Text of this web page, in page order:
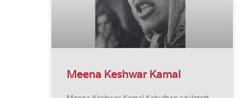
Meena Keshwar Kamal